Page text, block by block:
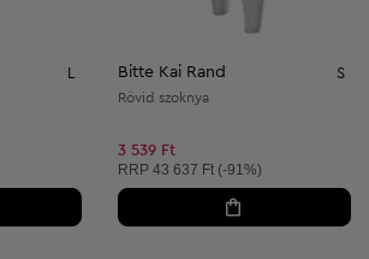
Bitte Kai Rand S
Rövid szoknya
3 539 Ft
Ajánlott ár:
RRP 43 637 Ft (-91%)